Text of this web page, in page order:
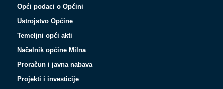
Opći podaci o Općini
Ustrojstvo Općine
Temeljni opći akti
Načelnik općine Milna
Proračun i javna nabava
Projekti i investicije